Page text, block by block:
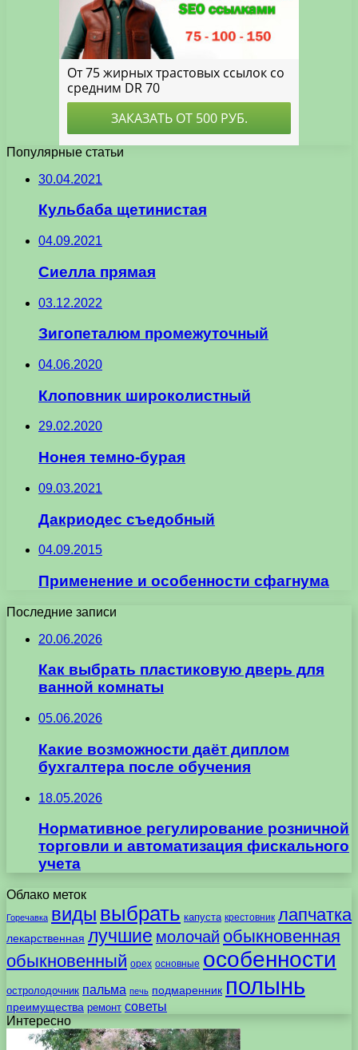
Популярные статьи
30.04.2021
Кульбаба щетинистая
04.09.2021
Сиелла прямая
03.12.2022
Зигопеталюм промежуточный
04.06.2020
Клоповник широколистный
29.02.2020
Нонея темно-бурая
09.03.2021
Дакриодес съедобный
04.09.2015
Применение и особенности сфагнума
Последние записи
20.06.2026
Как выбрать пластиковую дверь для
ванной комнаты
05.06.2026
Какие возможности даёт диплом
бухгалтера после обучения
18.05.2026
Нормативное регулирование розничной
торговли и автоматизация фискального
учета
Облако меток
Горечавка виды выбрать капуста крестовник лапчатка
лекарственная лучшие молочай обыкновенная
обыкновенный орех основные особенности
остролодочник пальма печь подмаренник полынь
преимущества ремонт советы
Интересно